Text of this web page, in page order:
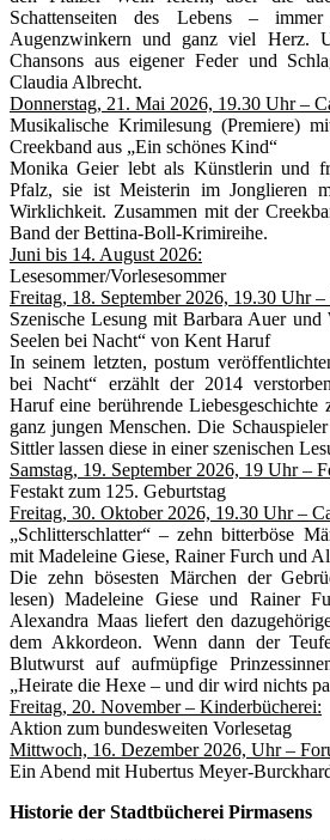
Schattenseiten des Lebens –
Augenzwinkern und ganz viel Herz.
Chansons aus eigener Feder und
Claudia Albrecht.
Donnerstag, 21. Mai 2026, 19.30 Uhr –
Musikalische Krimilesung (Premiere)
Creekband aus „Ein schönes Kind“
Monika Geier lebt als Künstlerin und
Pfalz, sie ist Meisterin im Jonglieren
Wirklichkeit. Zusammen mit der
Band der Bettina-Boll-Krimireihe.
Juni bis 14. August 2026:
Lesesommer/Vorlesesommer
Freitag, 18. September 2026, 19.30 Uhr –
Szenische Lesung mit Barbara Auer und
Seelen bei Nacht“ von Kent Haruf
In seinem letzten, postum
bei Nacht“ erzählt der 2014
Haruf eine berührende
ganz jungen Menschen. Die
Sittler lassen diese in einer szenischen
Samstag, 19. September 2026, 19 Uhr –
Festakt zum 125. Geburtstag
Freitag, 30. Oktober 2026, 19.30 Uhr –
„Schlitterschlatter“ – zehn bitterböse
mit Madeleine Giese, Rainer Furch und
Die zehn bösesten Märchen der
lesen) Madeleine Giese und Rainer
Alexandra Maas liefert den
dem Akkordeon. Wenn dann der
Blutwurst auf aufmüpfige
„Heirate die Hexe – und dir wird nichts
Freitag, 20. November – Kinderbücherei:
Aktion zum bundesweiten Vorlesetag
Mittwoch, 16. Dezember 2026, Uhr –
Ein Abend mit Hubertus Meyer-
Historie der Stadtbücherei Pirmasens